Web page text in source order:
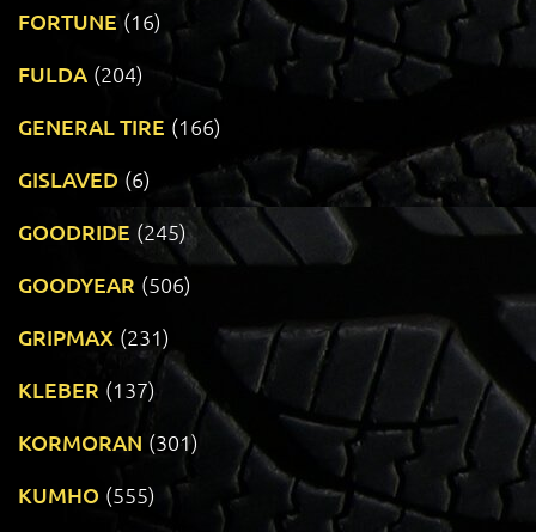
FORTUNE (16)
FULDA (204)
GENERAL TIRE (166)
GISLAVED (6)
GOODRIDE (245)
GOODYEAR (506)
GRIPMAX (231)
KLEBER (137)
KORMORAN (301)
KUMHO (555)